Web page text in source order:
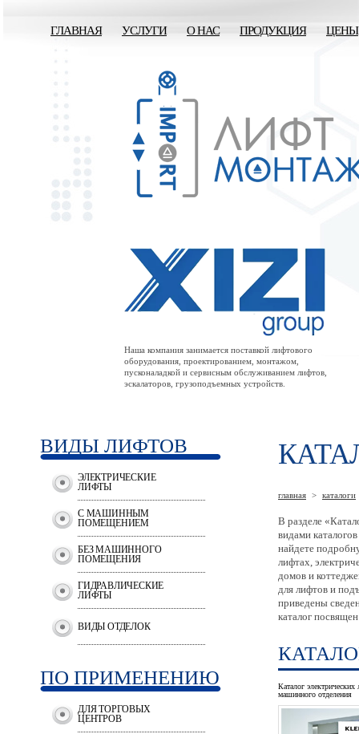
ГЛАВНАЯ УСЛУГИ О НАС ПРОДУКЦИЯ ЦЕНЫ
Наша компания занимается поставкой лифтового
оборудования, проектированием, монтажом,
пусконаладкой и сервисным обслуживанием лифтов,
эскалаторов, грузоподъемных устройств.
ВИДЫ ЛИФТОВ
ЭЛЕКТРИЧЕСКИЕ
ЛИФТЫ
С МАШИННЫМ
ПОМЕЩЕНИЕМ
БЕЗ МАШИННОГО
ПОМЕЩЕНИЯ
ГИДРАВЛИЧЕСКИЕ
ЛИФТЫ
ВИДЫ ОТДЕЛОК
ПО ПРИМЕНЕНИЮ
ДЛЯ ТОРГОВЫХ
ЦЕНТРОВ
главная > каталоги
В разделе
видами
найдете
лифтах,
домов и
для лифтов и
приведены
каталог
Каталог электрических
машинного отделения